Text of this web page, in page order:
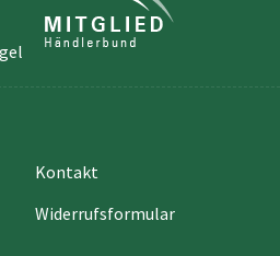
Kontakt
Widerrufsformular